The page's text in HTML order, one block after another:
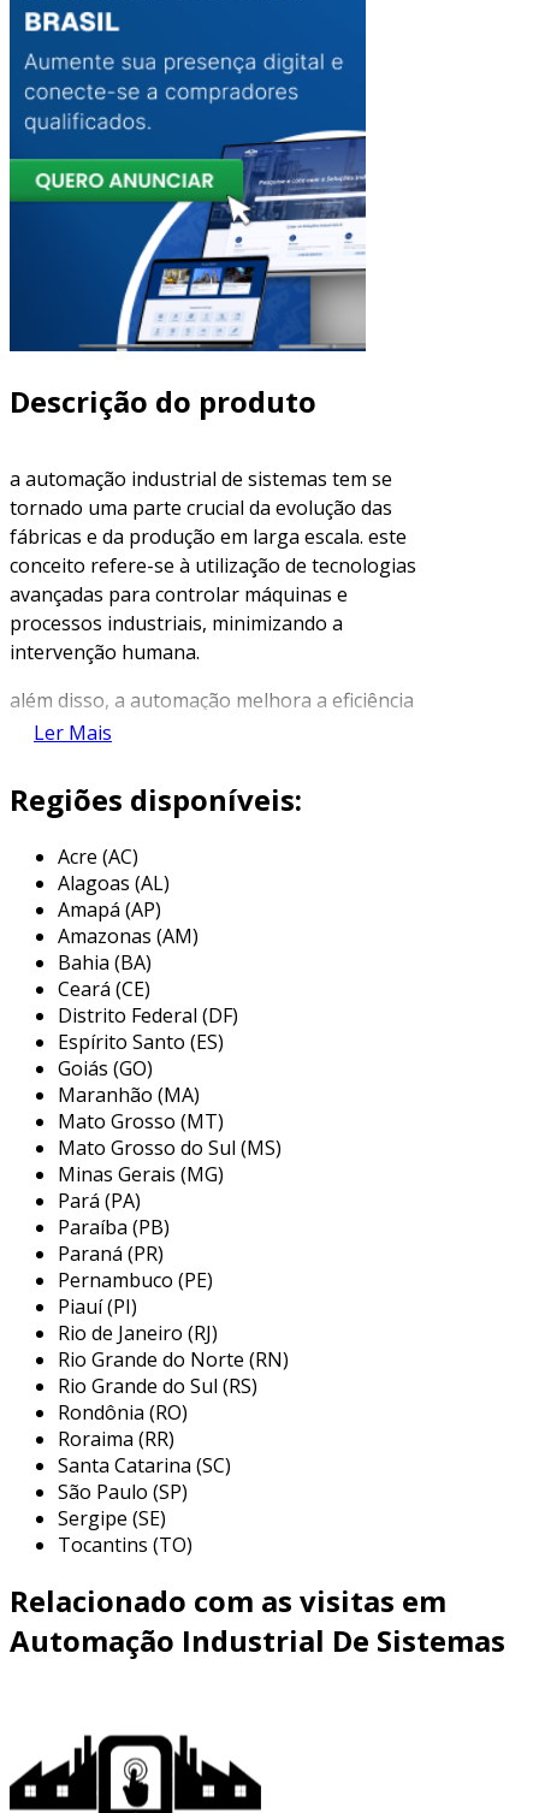
Descrição do produto
a automação industrial de sistemas tem se
tornado uma parte crucial da evolução das
fábricas e da produção em larga escala. este
conceito refere-se à utilização de tecnologias
avançadas para controlar máquinas e
processos industriais, minimizando a
intervenção humana.
além disso, a automação melhora a eficiência
operacional, reduz custos e aumenta a
entanto, é importante compreender os
principais componentes e benefícios da
automação industrial. a seguir, exploraremos
em detalhes esses aspectos.
componentes da automação
industrial
os sistemas de automação industrial são
compostos por diversas tecnologias. os
principais componentes incluem:
sensores: dispositivos que detectam
variações em sistemas e transmitem
informações.
controladores lógicos programáveis
(clps): equipamentos que controlam
processos e executam comandos
baseados em dados recebidos.
atuadores: componentes que executam
ações físicas, como abrir válvulas ou
mover peças.
software de supervisão
permitem o monitoramento em tempo
real dos processos.
redes de comunicação
interconectam os dispositivos, permitindo
esses elementos trabalham em conjunto para
integrar e otimizar processos produtivos.
benefícios da automação industrial
investir em automação pode trazer uma
Ler Mais
Regiões disponíveis:
Acre (AC)
Alagoas (AL)
Amapá (AP)
Amazonas (AM)
Bahia (BA)
Ceará (CE)
Distrito Federal (DF)
Espírito Santo (ES)
Goiás (GO)
Maranhão (MA)
Mato Grosso (MT)
Mato Grosso do Sul (MS)
Minas Gerais (MG)
Pará (PA)
Paraíba (PB)
Paraná (PR)
Pernambuco (PE)
Piauí (PI)
Rio de Janeiro (RJ)
Rio Grande do Norte (RN)
Rio Grande do Sul (RS)
Rondônia (RO)
Roraima (RR)
Santa Catarina (SC)
São Paulo (SP)
Sergipe (SE)
Tocantins (TO)
Relacionado com as visitas em
Automação Industrial De Sistemas